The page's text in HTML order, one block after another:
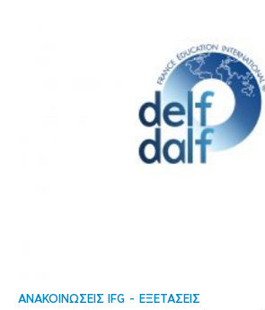
ΑΝΑΚΟΙΝΩΣΕΙΣ IFG ΕΞΕΤΑΣΕΙΣ